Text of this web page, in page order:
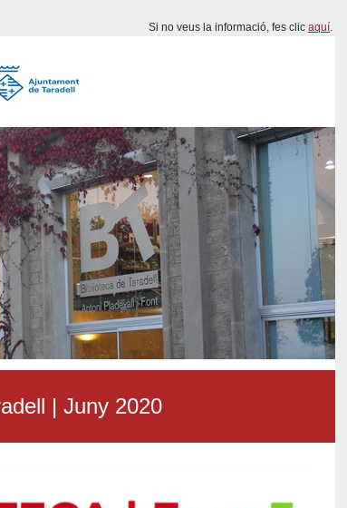
Si no veus la informació, fes clic aquí.
| Juny 2020